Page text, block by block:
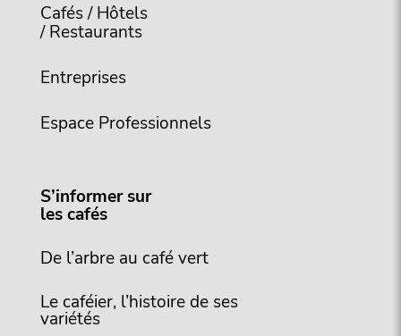
Cafés / Hôtels
/ Restaurants
Entreprises
Espace Professionnels
S’informer sur
les cafés
De l’arbre au café vert
Le caféier, l’histoire de ses
variétés